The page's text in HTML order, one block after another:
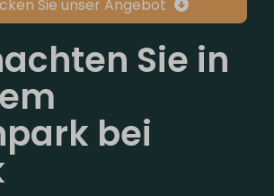
Sie unser Angebot
Sie in
bei